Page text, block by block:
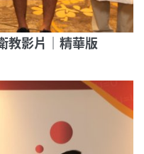
教影片｜精華版